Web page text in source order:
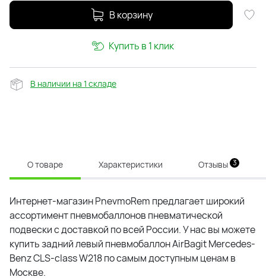
В корзину
Купить в 1 клик
В наличии на 1 складе
О товаре Характеристики Отзывы 3
Интернет-магазин PnevmoRem предлагает широкий
ассортимент пневмобаллонов пневматической
подвески с доставкой по всей России. У нас вы можете
купить задний левый пневмобаллон AirBagit Mercedes-
Benz CLS-class W218 по самым доступным ценам в
Москве.